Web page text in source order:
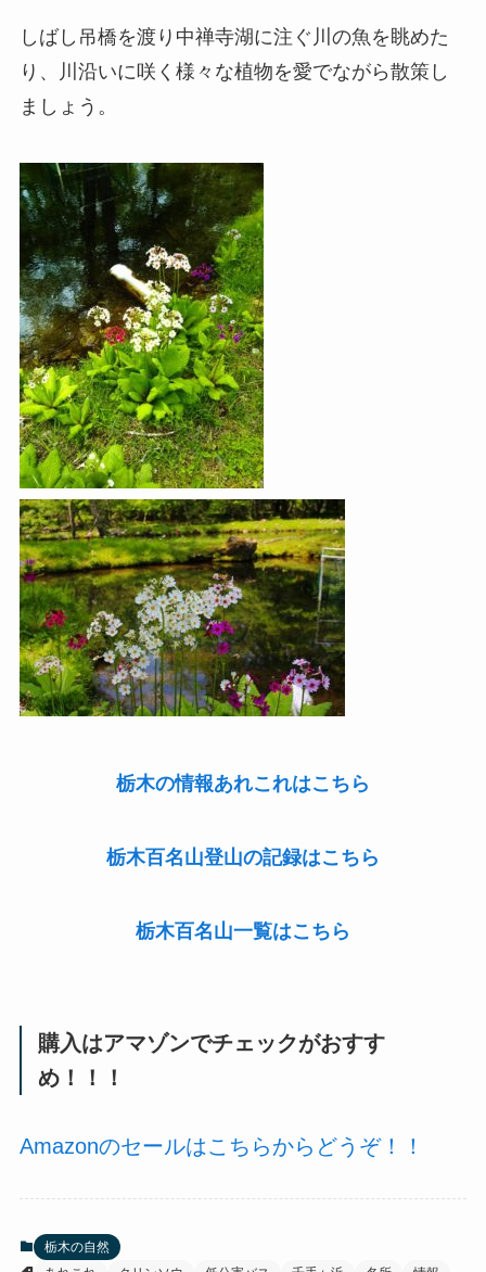
しばし吊橋を渡り中禅寺湖に注ぐ川の魚を眺めた
り、川沿いに咲く様々な植物を愛でながら散策し
ましょう。
栃木の情報あれこれはこちら
栃木百名山登山の記録はこちら
栃木百名山一覧はこちら
購入はアマゾンでチェックがおすす
め！！！
Amazonのセールはこちらからどうぞ！！
栃木の自然